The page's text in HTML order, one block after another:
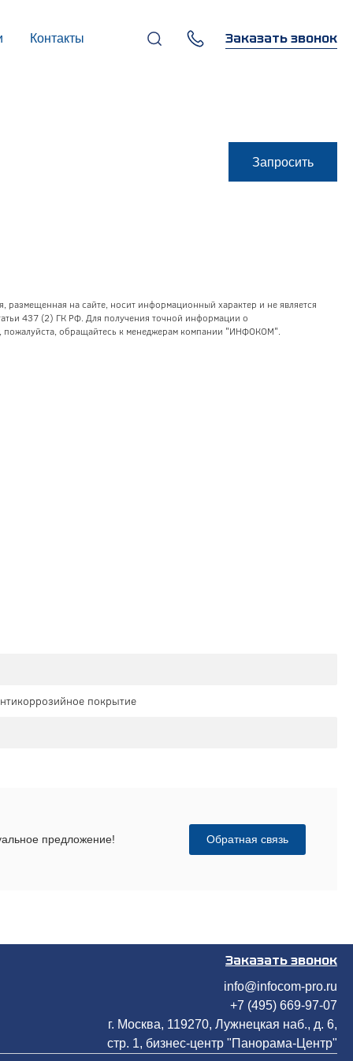
Контакты Заказать звонок
Запросить
на сайте, носит информационный характер и не является
437 (2) ГК РФ. Для получения точной информации о
пожалуйста, обращайтесь к менеджерам компании "ИНФОКОМ".
покрытие
предложение! Обратная связь
Заказать звонок
info@infocom-pro.ru
+7 (495) 669-97-07
г. Москва, 119270, Лужнецкая наб., д. 6,
стр. 1, бизнес-центр "Панорама-Центр"